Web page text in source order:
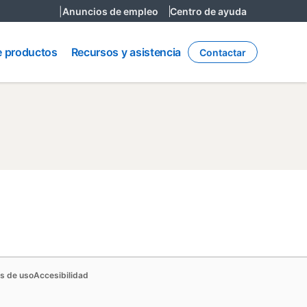
Anuncios de empleo Centro de ayuda
productos
y
Recursos y asistencia Contactar
tab
de usoopens in a new tab
Accesibilidad